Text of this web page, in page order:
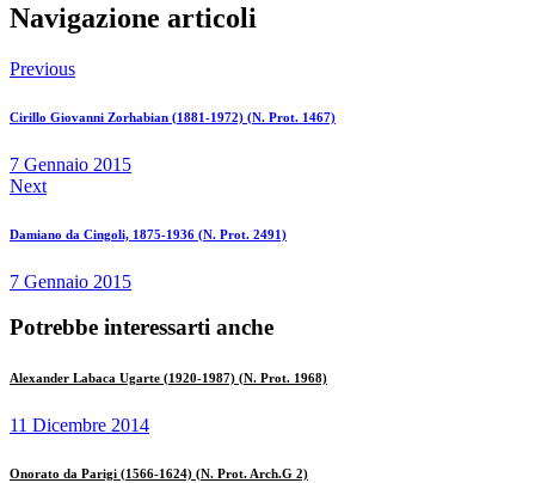
Navigazione articoli
Previous
Cirillo Giovanni Zorhabian (1881-1972) (N. Prot. 1467)
7 Gennaio 2015
Next
Damiano da Cingoli, 1875-1936 (N. Prot. 2491)
7 Gennaio 2015
Potrebbe interessarti anche
Alexander Labaca Ugarte (1920-1987) (N. Prot. 1968)
11 Dicembre 2014
Onorato da Parigi (1566-1624) (N. Prot. Arch.G 2)